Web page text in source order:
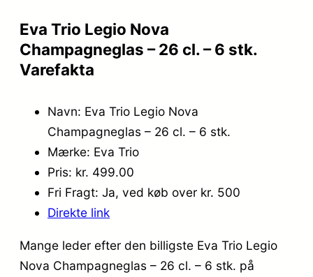
Eva Trio Legio Nova
Champagneglas – 26 cl. – 6 stk.
Varefakta
Navn: Eva Trio Legio Nova
Champagneglas – 26 cl. – 6 stk.
Mærke: Eva Trio
Pris: kr. 499.00
Fri Fragt: Ja, ved køb over kr. 500
Direkte link
Mange leder efter den billigste Eva Trio Legio
Nova Champagneglas – 26 cl. – 6 stk. på